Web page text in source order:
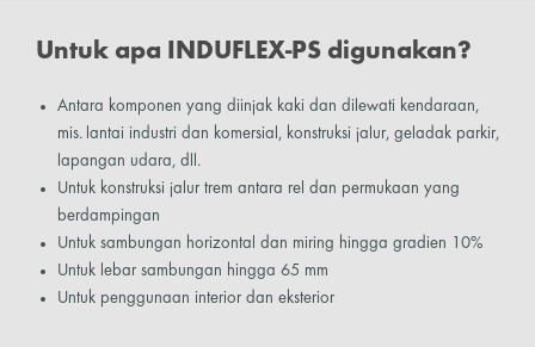
Untuk apa INDUFLEX-PS digunakan?
Antara komponen yang diinjak kaki dan dilewati kendaraan,
mis. lantai industri dan komersial, konstruksi jalur, geladak parkir,
lapangan udara, dll.
Untuk konstruksi jalur trem antara rel dan permukaan yang
berdampingan
Untuk sambungan horizontal dan miring hingga gradien 10%
Untuk lebar sambungan hingga 65 mm
Untuk penggunaan interior dan eksterior